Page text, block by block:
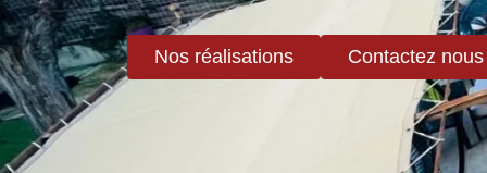
Nos réalisations Contactez nous